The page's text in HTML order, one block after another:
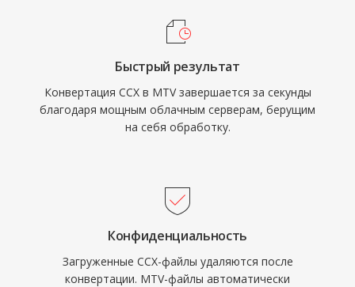
Быстрый результат
Конвертация CCX в MTV завершается за секунды
благодаря мощным облачным серверам, берущим
на себя обработку.
Конфиденциальность
Загруженные CCX-файлы удаляются после
конвертации. MTV-файлы автоматически